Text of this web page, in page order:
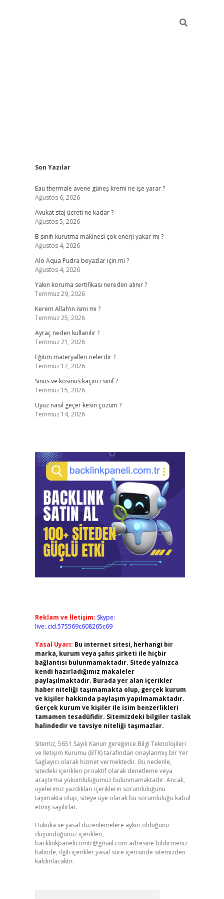
Sidebar
Son Yazılar
Eau thermale avene güneş kremi ne işe yarar ?
Ağustos 6, 2026
Avukat staj ücreti ne kadar ?
Ağustos 5, 2026
B sınıfı kurutma makinesi çok enerji yakar mı ?
Ağustos 4, 2026
Alo Aqua Pudra beyazlar için mi ?
Ağustos 4, 2026
Yakın koruma sertifikası nereden alınır ?
Temmuz 29, 2026
Kerem Allah’ın ismi mi ?
Temmuz 25, 2026
Ayraç neden kullanılır ?
Temmuz 21, 2026
Eğitim materyalleri nelerdir ?
Temmuz 17, 2026
Sinüs ve kosinüs kaçıncı sınıf ?
Temmuz 15, 2026
Uyuz nasıl geçer kesin çözüm ?
Temmuz 14, 2026
Reklam ve İletişim: Skype:
live:.cid.575569c608265c69
Yasal Uyarı: Bu internet sitesi, herhangi bir
marka, kurum veya şahıs şirketi ile hiçbir
bağlantısı bulunmamaktadır. Sitede yalnızca
kendi hazırladığımız makaleler
paylaşılmaktadır. Burada yer alan içerikler
haber niteliği taşımamakta olup, gerçek kurum
ve kişiler hakkında paylaşım yapılmamaktadır.
Gerçek kurum ve kişiler ile isim benzerlikleri
tamamen tesadüfidir. Sitemizdeki bilgiler taslak
halindedir ve tavsiye niteliği taşımazlar.
Sitemiz, 5651 Sayılı Kanun gereğince Bilgi Teknolojileri
ve İletişim Kurumu (BTK) tarafından onaylanmış bir Yer
Sağlayıcı olarak hizmet vermektedir. Bu nedenle,
sitedeki içerikleri proaktif olarak denetleme veya
araştırma yükümlülüğümüz bulunmamaktadır. Ancak,
üyelerimiz yazdıkları içeriklerin sorumluluğunu
taşımakta olup, siteye üye olarak bu sorumluluğu kabul
etmiş sayılırlar.
Hukuka ve yasal düzenlemelere aykırı olduğunu
düşündüğünüz içerikleri,
backlinkpanelicomtr@gmail.com adresine bildirmeniz
halinde, ilgili içerikler yasal süre içerisinde sitemizden
kaldırılacaktır.